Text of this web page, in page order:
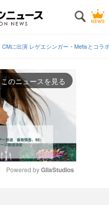
に出演 レゲエシンガー・Metisとコラ
このニュースを見る
Powered by GliaStudios